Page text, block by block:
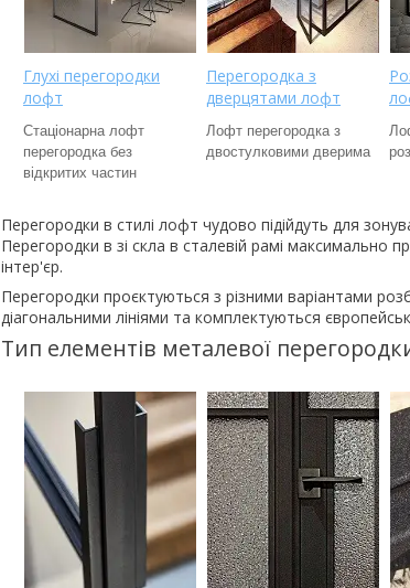
Глухі перегородки
лофт
Стаціонарна лофт
перегородка без
відкритих частин
Перегородка з
дверцятами лофт
Лофт перегородка з
двостулковими дверима
Перегородки в стилі лофт чудово підійдуть для
Перегородки в зі скла в сталевій рамі
інтер'єр.
Перегородки проєктуються з різними варіантами
діагональними лініями та комплектуються
Тип елементів металевої